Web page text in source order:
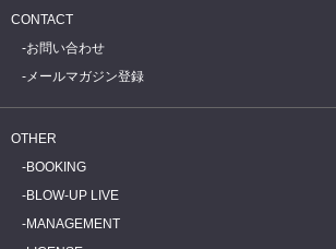
CONTACT
お問い合わせ
メールマガジン登録
OTHER
BOOKING
BLOW-UP LIVE
MANAGEMENT